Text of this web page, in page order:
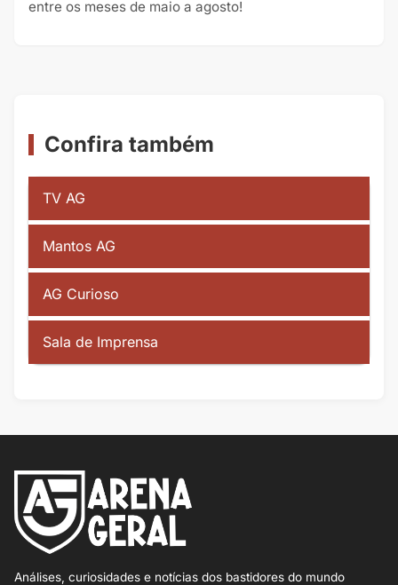
entre os meses de maio a agosto!
Confira também
TV AG
Mantos AG
AG Curioso
Sala de Imprensa
Análises, curiosidades e notícias dos bastidores do mundo